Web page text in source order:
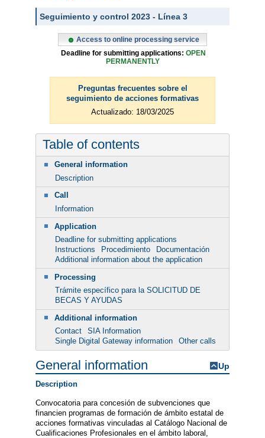
Seguimiento y control 2023 - Línea 3
Access to online processing service
Deadline for submitting applications: OPEN
PERMANENTLY
Preguntas frecuentes sobre el
seguimiento de acciones formativas
Actualizado: 18/03/2025
Table of contents
General information
Description
Call
Information
Application
Deadline for submitting applications
Instructions
Procedimiento
Documentación
Additional information about the application
Processing
Trámite específico para la SOLICITUD DE
BECAS Y AYUDAS
Additional information
Contact
SIA Information
Single Digital Gateway information
Other calls
General information Up
Description
Convocatoria para concesión de subvenciones que
financien programas de formación de ámbito estatal de
acciones formativas vinculadas al Catálogo Nacional de
Cualificaciones Profesionales en el ámbito laboral,